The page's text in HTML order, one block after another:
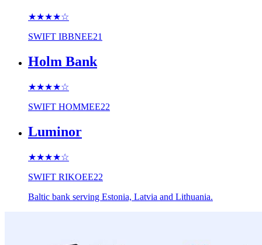
★★★★☆
SWIFT IBBNEE21
Holm Bank
★★★★☆
SWIFT HOMMEE22
Luminor
★★★★☆
SWIFT RIKOEE22
Baltic bank serving Estonia, Latvia and Lithuania.